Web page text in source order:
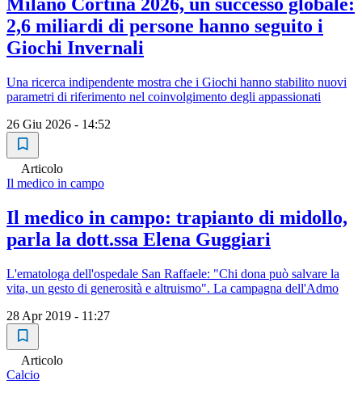
2,6 miliardi di persone hanno seguito i
Giochi Invernali
Una ricerca indipendente mostra che i Giochi hanno stabilito nuovi
parametri di riferimento nel coinvolgimento degli appassionati
26 Giu 2026 - 14:52
Articolo
Il medico in campo
Il medico in campo: trapianto di midollo,
parla la dott.ssa Elena Guggiari
L'ematologa dell'ospedale San Raffaele: "Chi dona può salvare la
vita, un gesto di generosità e altruismo". La campagna dell'Admo
28 Apr 2019 - 11:27
Articolo
Calcio